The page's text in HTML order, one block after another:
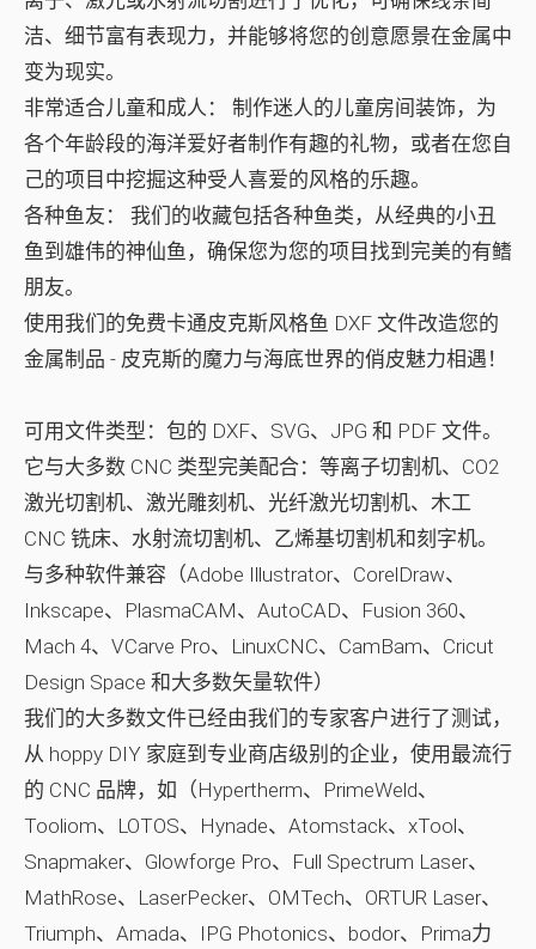
洁、细节富有表现力，并能够将您的创意愿景在金属中
变为现实。
非常适合儿童和成人：
制作迷人的儿童房间装饰，为
各个年龄段的海洋爱好者制作有趣的礼物，或者在您自
己的项目中挖掘这种受人喜爱的风格的乐趣。
各种鱼友：
我们的收藏包括各种鱼类，从经典的小丑
鱼到雄伟的神仙鱼，确保您为您的项目找到完美的有鳍
朋友。
使用我们的免费卡通皮克斯风格鱼 DXF 文件改造您的
金属制品 - 皮克斯的魔力与海底世界的俏皮魅力相遇！
可用文件类型：包的 DXF、SVG、JPG 和 PDF 文件。
它与大多数 CNC 类型完美配合：等离子切割机、CO2
激光切割机、激光雕刻机、光纤激光切割机、木工
CNC 铣床、水射流切割机、乙烯基切割机和刻字机。
与多种软件兼容（Adobe Illustrator、CorelDraw、
Inkscape、PlasmaCAM、AutoCAD、Fusion 360、
Mach 4、VCarve Pro、LinuxCNC、CamBam、Cricut
Design Space 和大多数矢量软件）
我们的大多数文件已经由我们的专家客户进行了测试，
从 hoppy DIY 家庭到专业商店级别的企业，使用最流行
的 CNC 品牌，如（Hypertherm、PrimeWeld、
Tooliom、LOTOS、Hynade、Atomstack、xTool、
Snapmaker、Glowforge Pro、Full Spectrum Laser、
MathRose、LaserPecker、OMTech、ORTUR Laser、
Triumph、Amada、IPG Photonics、bodor、Prima力